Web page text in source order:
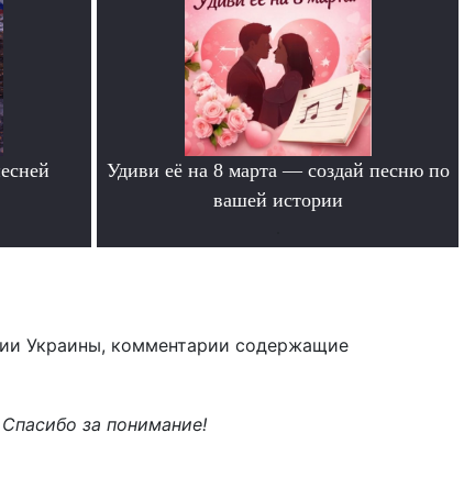
Удиви её на 8 марта — создай песню по
вашей истории
Украины, комментарии содержащие
Спасибо за понимание!